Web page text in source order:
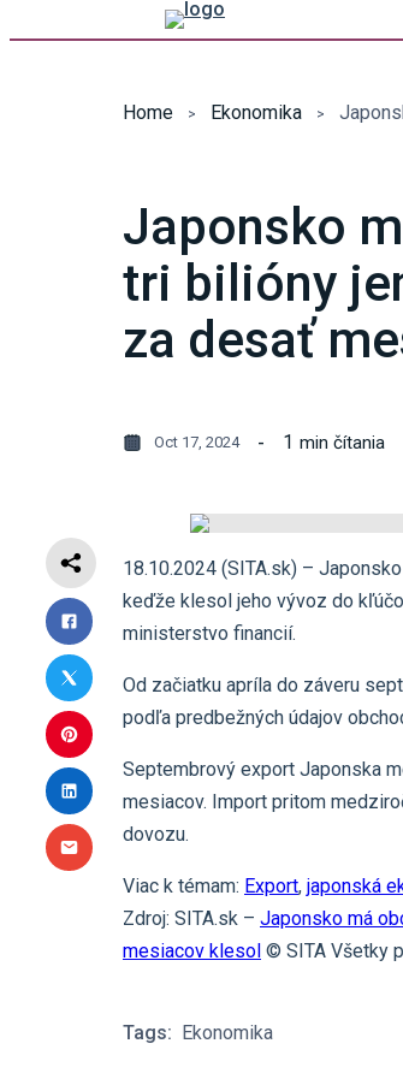
Home Ekonomika
Japonsko
tri bilióny
za desať
Oct 17, 2024 1 min čítania
18.10.2024 (SITA.sk) –
keďže klesol jeho vývoz do
ministerstvo financií.
Od začiatku apríla do záveru
podľa predbežných údajov
Septembrový export Japonska
mesiacov. Import pritom
dovozu.
Viac k témam: Export, japonská
Zdroj: SITA.sk – Japonsko má
mesiacov klesol © SITA Všetky
Tags: Ekonomika